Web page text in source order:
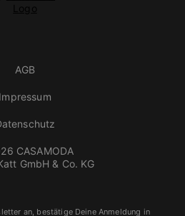
CASAMODA
GmbH & Co. KG
AGB
Impressum
an, bestätige Deine Anmeldung in